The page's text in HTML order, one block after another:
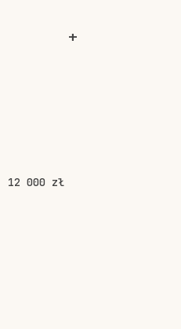
12 000 zł